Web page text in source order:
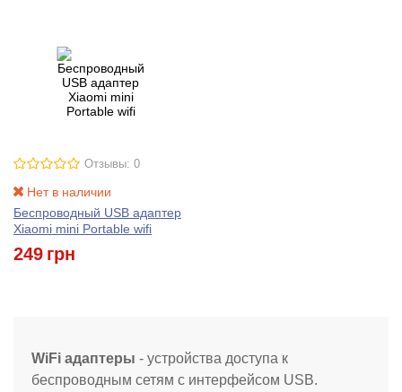
Отзывы: 0
Нет в наличии
Беспроводный USB адаптер
Xiaomi mini Portable wifi
249 грн
WiFi адаптеры - устройства доступа к
беспроводным сетям с интерфейсом USB.